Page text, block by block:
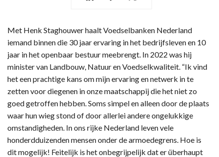
Met Henk Staghouwer haalt Voedselbanken Nederland
iemand binnen die 30 jaar ervaring in het bedrijfsleven en 10
jaar in het openbaar bestuur meebrengt. In 2022 was hij
minister van Landbouw, Natuur en Voedselkwaliteit. “Ik vind
het een prachtige kans om mijn ervaring en netwerk in te
zetten voor diegenen in onze maatschappij die het niet zo
goed getroffen hebben. Soms simpel en alleen door de plaats
waar hun wieg stond of door allerlei andere ongelukkige
omstandigheden. In ons rijke Nederland leven vele
honderdduizenden mensen onder de armoedegrens. Hoe is
dit mogelijk! Feitelijk is het onbegrijpelijk dat er überhaupt